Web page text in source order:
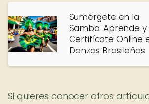
Sumérgete en la
Samba: Aprende y
Certifícate Online
Danzas Brasileñas
Si quieres conocer otros